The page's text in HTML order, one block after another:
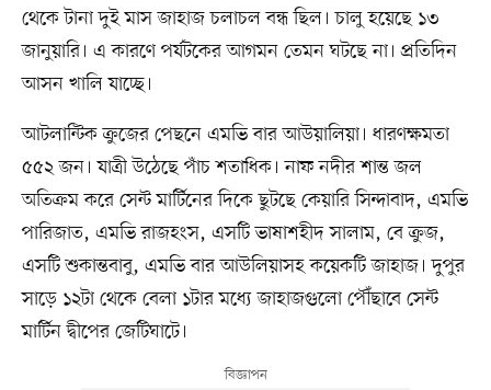
থেকে টানা দুই মাস জাহাজ চলাচল বন্ধ ছিল। চালু হয়েছে ১৩
জানুয়ারি। এ কারণে পর্যটকের আগমন তেমন ঘটছে না। প্রতিদিন
আসন খালি যাচ্ছে।
আটলান্টিক ক্রুজের পেছনে এমভি বার আউয়ালিয়া। ধারণক্ষমতা
৫৫২ জন। যাত্রী উঠেছে পাঁচ শতাধিক। নাফ নদীর শান্ত জল
অতিক্রম করে সেন্ট মার্টিনের দিকে ছুটছে কেয়ারি সিন্দাবাদ, এমভি
পারিজাত, এমভি রাজহংস, এসটি ভাষাশহীদ সালাম, বে ক্রুজ,
এসটি শুকান্তবাবু, এমভি বার আউলিয়াসহ কয়েকটি জাহাজ। দুপুর
সাড়ে ১২টা থেকে বেলা ১টার মধ্যে জাহাজগুলো পৌঁছাবে সেন্ট
মার্টিন দ্বীপের জেটিঘাটে।